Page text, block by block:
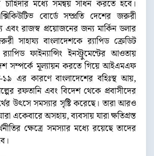
মধ্যে সমন্বয় সাধন করতে হবে।
বোর্ডে সম্প্রতি দেশের জরুরী
এবং রাজস্ব প্রয়োজনের জন্য মার্কিন ডলার
সাহায্য বাংলাদেশকে র‌্যাপিড ক্রেডিট
ফাইন্যান্সিং ইনস্ট্রুমেন্টের আওতায়
সম্পর্কে মূল্যায়ন করতে গিয়ে আইএমএফ
এর কারণে বাংলাদেশের বহিঃস্থ আয়,
রফতানি এবং বিদেশ থেকে প্রবাসীদের
উৎসে সমস্যার সৃষ্টি করেছে। তারা আরও
একেবারে অসহায়, ব্যবসায় যারা ক্ষতিগ্রস্ত
ক্ষেত্রে সমস্যার মধ্যে রয়েছে তাদের